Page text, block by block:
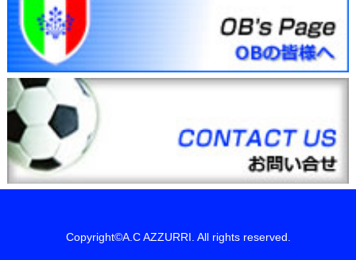
Copyright©A.C AZZURRI. All rights reserved.